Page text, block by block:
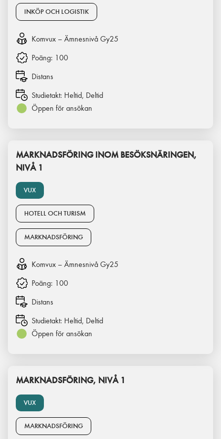
INKÖP OCH LOGISTIK
Komvux – Ämnesnivå Gy25
Poäng: 100
Distans
Studietakt: Heltid, Deltid
Öppen för ansökan
VUX
MARKNADSFÖRING INOM BESÖKSNÄRINGEN,
NIVÅ 1
HOTELL OCH TURISM
MARKNADSFÖRING
Komvux – Ämnesnivå Gy25
Poäng: 100
Distans
Studietakt: Heltid, Deltid
Öppen för ansökan
VUX
MARKNADSFÖRING, NIVÅ 1
MARKNADSFÖRING